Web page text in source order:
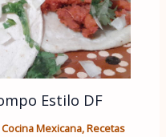
Estilo DF
Mexicana,Recetas